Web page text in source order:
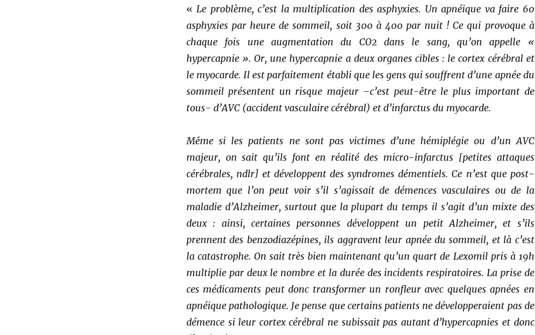
«Le problème, c’est la multiplication des asphyxies. Un apnéique va faire 60
asphyxies par heure de sommeil, soit 300 à 400 par nuit ! Ce qui provoque à
chaque fois une augmentation du CO2 dans le sang, qu’on appelle «
hypercapnie ». Or, une hypercapnie a deux organes cibles : le cortex cérébral et
le myocarde. Il est parfaitement établi que les gens qui souffrent d’une apnée du
sommeil présentent un risque majeur –c’est peut-être le plus important de
tous- d’AVC (accident vasculaire cérébral) et d’infarctus du myocarde.
Même si les patients ne sont pas victimes d’une hémiplégie ou d’un AVC
majeur, on sait qu’ils font en réalité des micro-infarctus [petites attaques
cérébrales, ndlr] et développent des syndromes démentiels. Ce n’est que post-
mortem que l’on peut voir s’il s’agissait de démences vasculaires ou de la
maladie d’Alzheimer, surtout que la plupart du temps il s’agit d’un mixte des
deux : ainsi, certaines personnes développent un petit Alzheimer, et s’ils
prennent des benzodiazépines, ils aggravent leur apnée du sommeil, et là c’est
la catastrophe. On sait très bien maintenant qu’un quart de Lexomil pris à 19h
multiplie par deux le nombre et la durée des incidents respiratoires. La prise de
ces médicaments peut donc transformer un ronfleur avec quelques apnées en
apnéique pathologique. Je pense que certains patients ne développeraient pas de
démence si leur cortex cérébral ne subissait pas autant d’hypercapnies et donc